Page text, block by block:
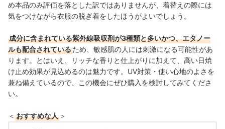
め本品のみ評価を落とした訳ではありませんが、着替えの際には
気をつけながら衣服の脱ぎ着をしたほうがよいでしょう。
成分に含まれている紫外線吸収剤が3種類と多いかつ、エタノー
ルも配合されているため、敏感肌の人には刺激になる可能性があ
ります。とはいえ、リッチな香りと仕上がりに加えて、高い日焼
け止め効果が見込めるのは魅力です。UV対策・使い心地のよさを
兼ね備えているので、この機会にぜひ購入を検討してみてくださ
い。
＜ おすすめな人 ＞